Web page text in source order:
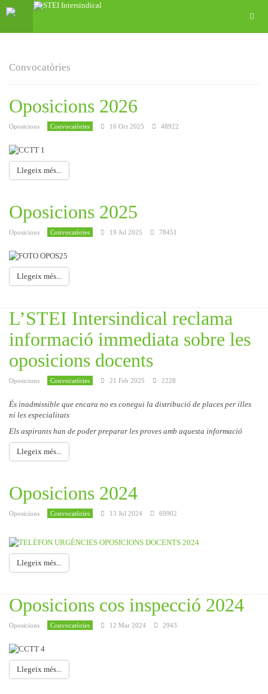
Convocatòries
Oposicions 2026
Oposicions Convocatòries 16 Oct 2025 48922
Llegeix més...
Oposicions 2025
Oposicions Convocatòries 19 Jul 2025 78451
Llegeix més...
L’STEI Intersindical reclama
informació immediata sobre les
oposicions docents
Oposicions Convocatòries 21 Feb 2025 2228
És inadmissible que encara no es conegui la distribució de places per illes
ni les especialitats
Els aspirants han de poder preparar les proves amb aquesta informació
Llegeix més...
Oposicions 2024
Oposicions Convocatòries 13 Jul 2024 69902
Llegeix més...
Oposicions cos inspecció 2024
Oposicions Convocatòries 12 Mar 2024 2943
Llegeix més...